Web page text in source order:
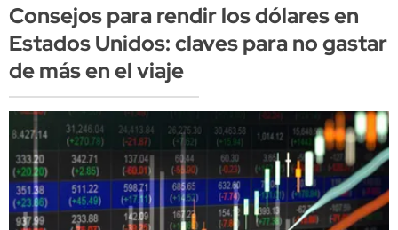
Consejos para rendir los dólares en
Estados Unidos: claves para no gastar
de más en el viaje